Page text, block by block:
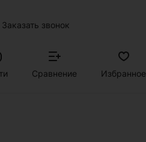
Заказать звонок
Сравнение Избранное